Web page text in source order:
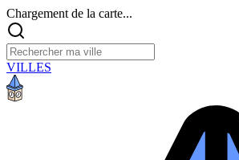
Chargement de la carte...
VILLES